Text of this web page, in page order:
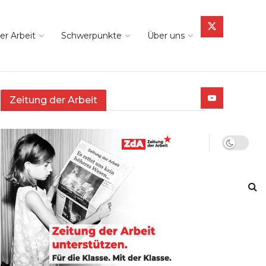
Arbeit Schwerpunkte Über uns
Zeitung der Arbeit